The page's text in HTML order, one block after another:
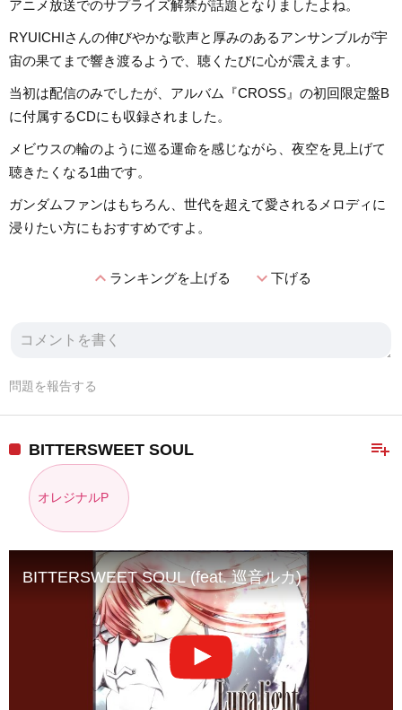
アニメ放送でのサプライズ解禁が話題となりましたよね。
RYUICHIさんの伸びやかな歌声と厚みのあるアンサンブルが宇
宙の果てまで響き渡るようで、聴くたびに心が震えます。
当初は配信のみでしたが、アルバム『CROSS』の初回限定盤B
に付属するCDにも収録されました。
メビウスの輪のように巡る運命を感じながら、夜空を見上げて
聴きたくなる1曲です。
ガンダムファンはもちろん、世代を超えて愛されるメロディに
浸りたい方にもおすすめですよ。
expand_lessランキングを上げる expand_more下げる
問題を報告する
playlist_add
BITTERSWEET SOUL
オレジナルP
BITTERSWEET SOUL (feat. 巡音ルカ)